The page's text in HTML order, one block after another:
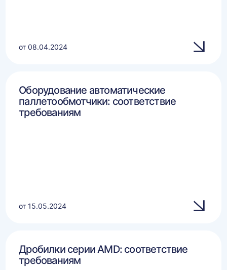
от 08.04.2024
Оборудование автоматические
паллетообмотчики: соответствие
требованиям
от 15.05.2024
Дробилки серии AMD: соответствие
требованиям